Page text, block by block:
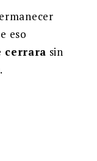
eso
cerrara sin